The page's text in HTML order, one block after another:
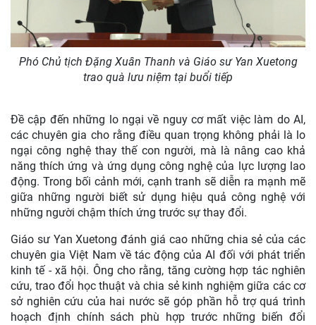
Phó Chủ tịch Đặng Xuân Thanh và Giáo sư Yan Xuetong
trao quà lưu niệm tại buổi tiếp
Đề cập đến những lo ngại về nguy cơ mất việc làm do AI,
các chuyên gia cho rằng điều quan trọng không phải là lo
ngại công nghệ thay thế con người, mà là nâng cao khả
năng thích ứng và ứng dụng công nghệ của lực lượng lao
động. Trong bối cảnh mới, cạnh tranh sẽ diễn ra mạnh mẽ
giữa những người biết sử dụng hiệu quả công nghệ với
những người chậm thích ứng trước sự thay đổi.
Giáo sư Yan Xuetong đánh giá cao những chia sẻ của các
chuyên gia Việt Nam về tác động của AI đối với phát triển
kinh tế - xã hội. Ông cho rằng, tăng cường hợp tác nghiên
cứu, trao đổi học thuật và chia sẻ kinh nghiệm giữa các cơ
sở nghiên cứu của hai nước sẽ góp phần hỗ trợ quá trình
hoạch định chính sách phù hợp trước những biến đổi